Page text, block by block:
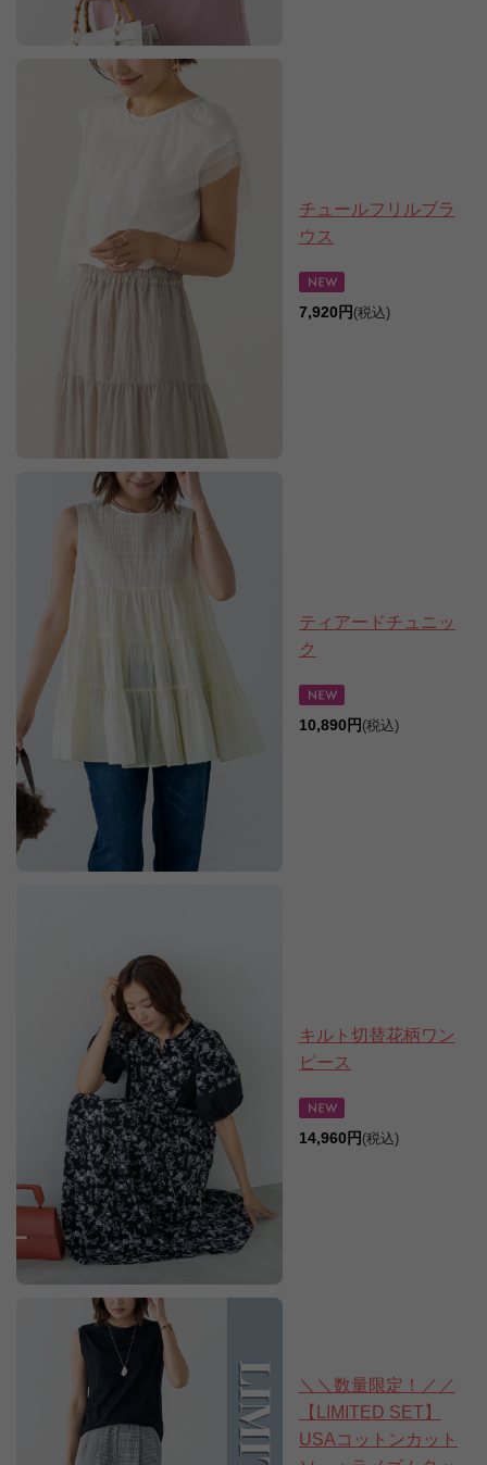
チュールフリルブラ
ウス
7,920円 (税込)
ティアードチュニッ
ク
10,890円 (税込)
キルト切替花柄ワン
ピース
14,960円 (税込)
＼＼数量限定！／／
【LIMITED SET】
USAコットンカット